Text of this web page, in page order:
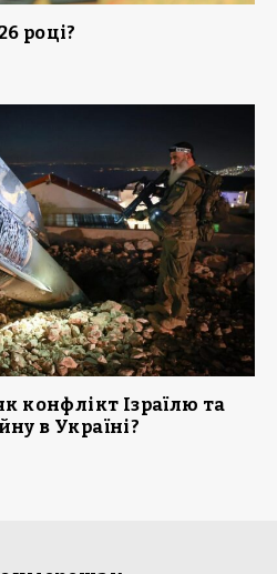
році?
конфлікт Ізраїлю та
в Україні?